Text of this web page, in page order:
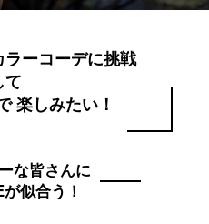
ーコーデに挑戦
て
楽しみたい！
な皆さんに
似合う！